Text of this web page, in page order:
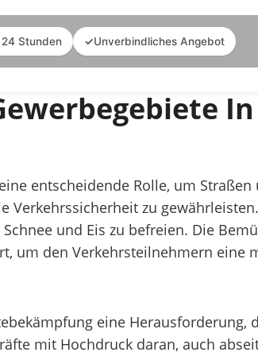
Stunden ✓Unverbindliches Angebot
entscheidende Rolle, um Straßen
zu
und Eis zu befreien. Die
um den Verkehrsteilnehmern eine
eine Herausforderung,
mit Hochdruck daran, auch